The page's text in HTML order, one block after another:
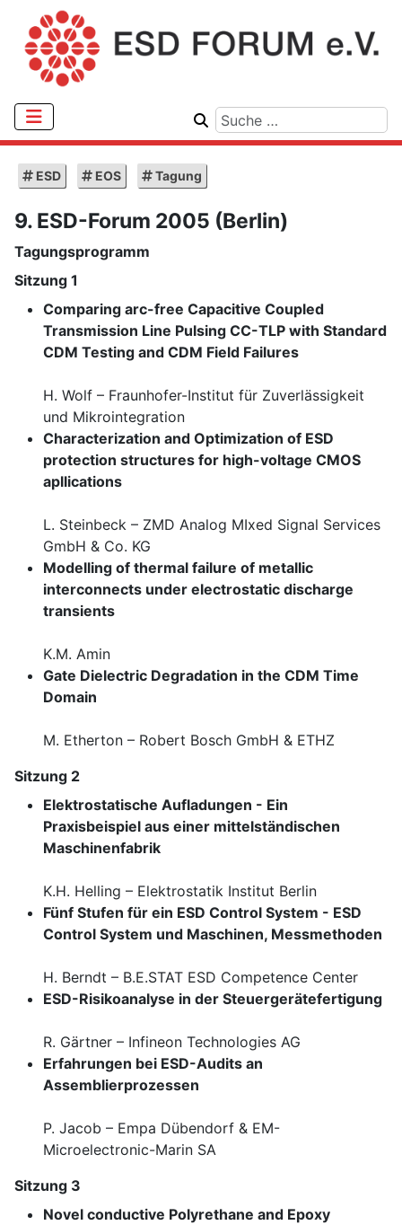
ESD EOS Tagung
9. ESD-Forum 2005 (Berlin)
Tagungsprogramm
Sitzung 1
Comparing arc-free Capacitive Coupled
Transmission Line Pulsing CC-TLP with Standard
CDM Testing and CDM Field Failures
H. Wolf – Fraunhofer-Institut für Zuverlässigkeit
und Mikrointegration
Characterization and Optimization of ESD
protection structures for high-voltage CMOS
apllications
L. Steinbeck – ZMD Analog MIxed Signal Services
GmbH & Co. KG
Modelling of thermal failure of metallic
interconnects under electrostatic discharge
transients
K.M. Amin
Gate Dielectric Degradation in the CDM Time
Domain
M. Etherton – Robert Bosch GmbH & ETHZ
Sitzung 2
Elektrostatische Aufladungen - Ein
Praxisbeispiel aus einer mittelständischen
Maschinenfabrik
K.H. Helling – Elektrostatik Institut Berlin
Fünf Stufen für ein ESD Control System - ESD
Control System und Maschinen, Messmethoden
H. Berndt – B.E.STAT ESD Competence Center
ESD-Risikoanalyse in der Steuergerätefertigung
R. Gärtner – Infineon Technologies AG
Erfahrungen bei ESD-Audits an
Assemblierprozessen
P. Jacob – Empa Dübendorf & EM-
Microelectronic-Marin SA
Sitzung 3
Novel conductive Polyrethane and Epoxy